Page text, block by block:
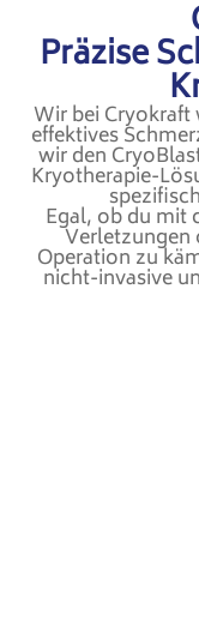
Präzise
Wir bei
effektives
wir den
Kryotherapie-
Egal, ob du mit
Verletzungen
Operation zu
nicht-invasive